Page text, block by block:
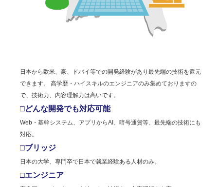
日本から欧米、豪、ドバイ等での開発経験があり最先端の技術を還元
できます。 高学歴・ハイスキルのエンジニアのみ集めておりますの
で、技術力、内容理解力は高いです。
□どんな開発でも対応可能
Web・基幹システム、アプリからAI、暗号通貨等、最先端の技術にも
対応。
□ブリッジ
日本の大学、専門卒で日本で就業経験ある人材のみ。
□エンジニア